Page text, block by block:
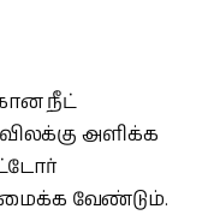
நீட்
விலக்கு அளிக்க
வேண்டும்.